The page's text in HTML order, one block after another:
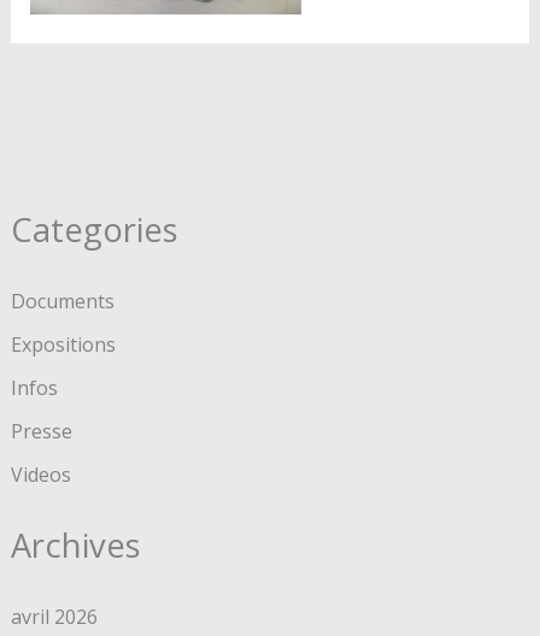
Categories
Documents
Expositions
Infos
Presse
Videos
Archives
avril 2026